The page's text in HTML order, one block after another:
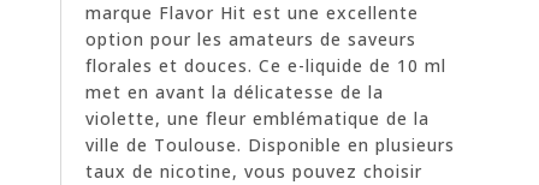
marque Flavor Hit est une excellente
option pour les amateurs de saveurs
florales et douces. Ce e-liquide de 10 ml
met en avant la délicatesse de la
violette, une fleur emblématique de la
ville de Toulouse. Disponible en plusieurs
taux de nicotine, vous pouvez choisir